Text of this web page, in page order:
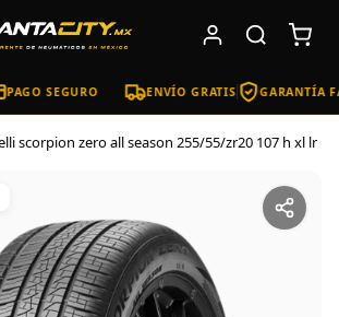
PAGO SEGURO ENVÍO GRATIS GARANTÍA
scorpion zero all season 255/55/zr20 107 h xl lr